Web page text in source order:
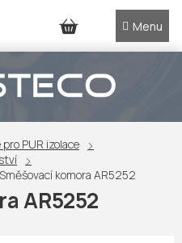
NÁKUPNÍ
KOŠÍK
AR5252
PUR izolace
Směšovací komora AR5252